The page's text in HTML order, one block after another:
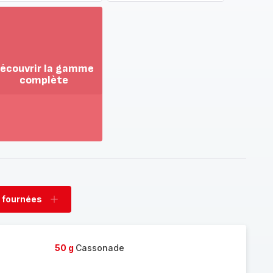
la gamme
complète
fournées
Ajouter
50 g Cassonade